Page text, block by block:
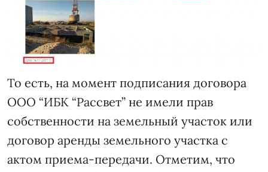
То есть, на момент подписания договора
ООО “ИБК “Рассвет” не имели прав
собственности на земельный участок или
договор аренды земельного участка с
актом приема-передачи. Отметим, что